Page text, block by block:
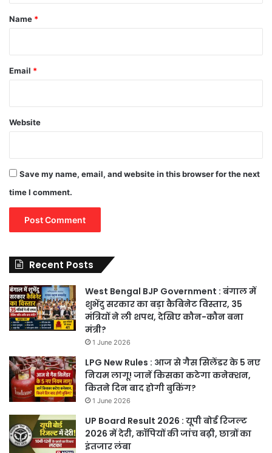
*
Name *
Email *
Website
Save my name, email, and website in this browser for the next
time I comment.
Recent Posts
West Bengal BJP Government : बंगाल में
शुभेंदु सरकार का बड़ा कैबिनेट विस्तार, 35
मंत्रियों ने ली शपथ, देखिए कौन-कौन बना
मंत्री?
1 June 2026
LPG New Rules : आज से गैस सिलेंडर के 5 नए
नियम लागू! जानें किसका कटेगा कनेक्शन,
कितने दिन बाद होगी बुकिंग?
1 June 2026
UP Board Result 2026 : यूपी बोर्ड रिजल्ट
2026 में देरी, कॉपियों की जांच बढ़ी, छात्रों का
इंतजार लंबा